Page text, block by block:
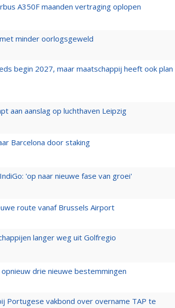
A350F maanden vertraging oplopen
minder oorlogsgeweld
begin 2027, maar maatschappij heeft ook plan
aan aanslag op luchthaven Leipzig
Barcelona door staking
'op naar nieuwe fase van groei'
route vanaf Brussels Airport
langer weg uit Golfregio
drie nieuwe bestemmingen
Portugese vakbond over overname TAP te